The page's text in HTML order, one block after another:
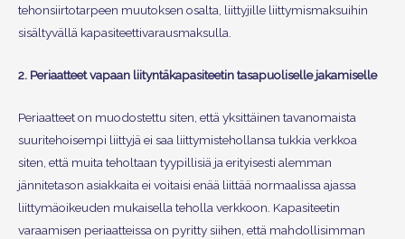
tehonsiirtotarpeen muutoksen osalta, liittyjille liittymismaksuihin
sisältyvällä kapasiteettivarausmaksulla.
2. Periaatteet vapaan liityntäkapasiteetin tasapuoliselle jakamiselle
Periaatteet on muodostettu siten, että yksittäinen tavanomaista
suuritehoisempi liittyjä ei saa liittymistehollansa tukkia verkkoa
siten, että muita teholtaan tyypillisiä ja erityisesti alemman
jännitetason asiakkaita ei voitaisi enää liittää normaalissa ajassa
liittymäoikeuden mukaisella teholla verkkoon. Kapasiteetin
varaamisen periaatteissa on pyritty siihen, että mahdollisimman